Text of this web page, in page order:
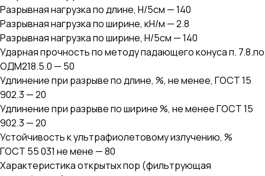
Разрывная нагрузка по длине, Н/5см — 140
Разрывная нагрузка по ширине, кН/м — 2.8
Разрывная нагрузка по ширине, Н/5см — 140
Ударная прочность по методу падающего конуса п. 7.8.по
ОДМ218.5.0 — 50
Удлинение при разрыве по длине, %, не менее, ГОСТ 15
902.3 — 20
Удлинение при разрыве по ширине %, не менее ГОСТ 15
902.3 — 20
Устойчивость к ультрафиолетовому излучению, %
ГОСТ 55 031 не мене — 80
Характеристика открытых пор (фильтрующая